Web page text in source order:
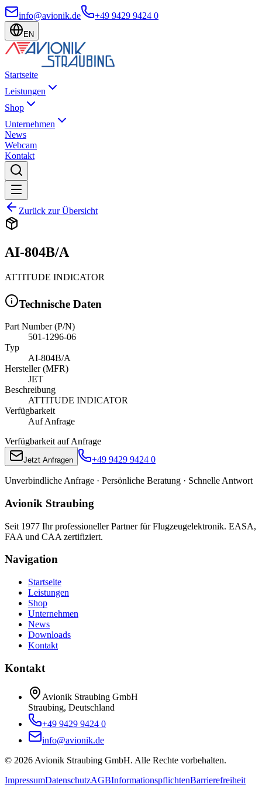
info@avionik.de +49 9429 9424 0
EN
Startseite
Leistungen
Shop
Unternehmen
News
Webcam
Kontakt
Zurück zur Übersicht
AI-804B/A
ATTITUDE INDICATOR
Technische Daten
Part Number (P/N)
501-1296-06
Typ
AI-804B/A
Hersteller (MFR)
JET
Beschreibung
ATTITUDE INDICATOR
Verfügbarkeit
Auf Anfrage
Verfügbarkeit auf Anfrage
Jetzt Anfragen +49 9429 9424 0
Unverbindliche Anfrage · Persönliche Beratung · Schnelle Antwort
Avionik Straubing
Seit 1977 Ihr professioneller Partner für Flugzeugelektronik. EASA,
FAA und CAA zertifiziert.
Navigation
Startseite
Leistungen
Shop
Unternehmen
News
Downloads
Kontakt
Kontakt
Avionik Straubing GmbH
Straubing, Deutschland
+49 9429 9424 0
info@avionik.de
© 2026 Avionik Straubing GmbH. Alle Rechte vorbehalten.
ImpressumDatenschutzAGBInformationspflichtenBarrierefreiheit